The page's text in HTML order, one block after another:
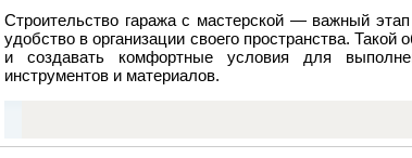
Строительство гаража с мастерской — важный
удобство в организации своего пространства.
и создавать комфортные условия для
инструментов и материалов.